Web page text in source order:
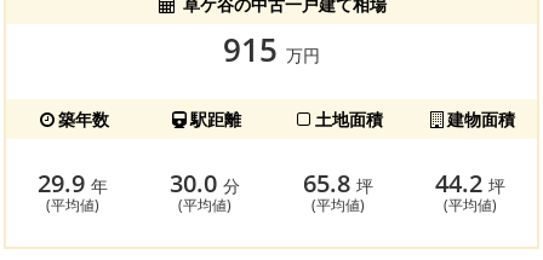
915 万円
築年数 駅距離 土地面積 建物面積
29.9 年
(平均値)
30.0分
(平均値)
65.8 坪
(平均値)
44.2坪
(平均値)